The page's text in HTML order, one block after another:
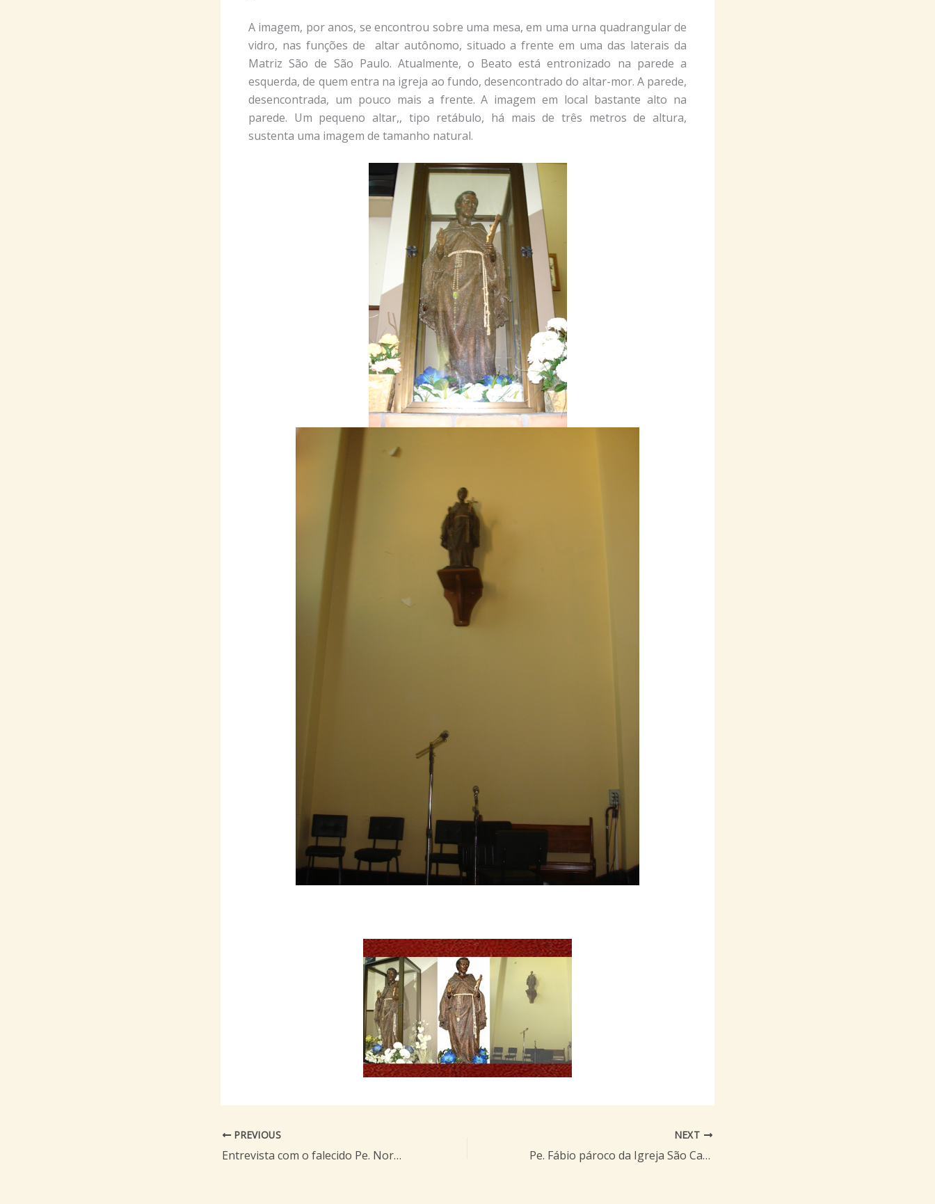
A imagem, por anos, se encontrou sobre uma mesa, em uma urna quadrangular de
vidro, nas funções de altar autônomo, situado a frente em uma das laterais da
Matriz São de São Paulo. Atualmente, o Beato está entronizado na parede a
esquerda, de quem entra na igreja ao fundo, desencontrado do altar-mor. A parede,
desencontrada, um pouco mais a frente. A imagem em local bastante alto na
parede. Um pequeno altar,, tipo retábulo, há mais de três metros de altura,
sustenta uma imagem de tamanho natural.
PREVIOUS
Entrevista com o falecido Pe. Norberto Janth sobre a chegada de Categeró
NEXT
Pe. Fábio pároco da Igreja São Carlos, em 11/06/16 coordena reunião sobre pesquisas de Categeró